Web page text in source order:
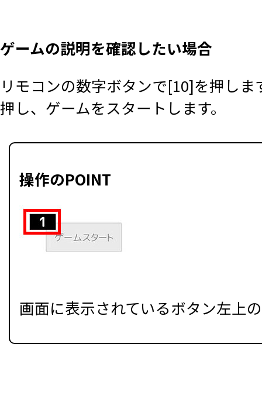
ゲームの説明を確認したい場合
リモコンの数字ボタンで[10]を押し
押し、ゲームをスタートします。
操作のPOINT
画面に表示されているボタン左上